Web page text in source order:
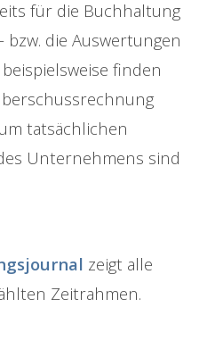
für die Buchhaltung
die Auswertungen
finden
tatsächlichen
Unternehmens sind
zeigt alle
Zeitrahmen.